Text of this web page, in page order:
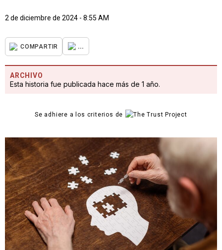
2 de diciembre de 2024 - 8:55 AM
COMPARTIR ...
ARCHIVO
Esta historia fue publicada hace más de 1 año.
Se adhiere a los criterios de